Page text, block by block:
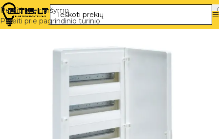
Pereiti prie naršymo
Pereiti prie pagrindinio turinio